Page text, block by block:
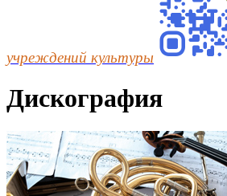
учреждений культуры
Дискография